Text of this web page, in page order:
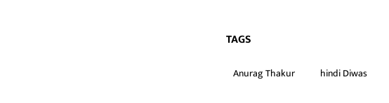
TAGS
Anurag Thakur hindi Diwas